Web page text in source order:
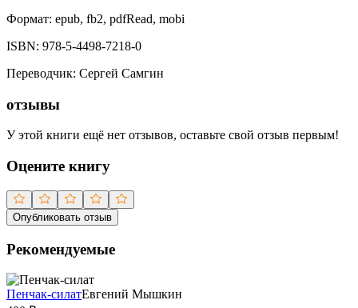
Формат: epub, fb2, pdfRead, mobi
ISBN: 978-5-4498-7218-0
Переводчик: Сергей Самгин
отзывы
У этой книги ещё нет отзывов, оставьте свой отзыв первым!
Оцените книгу
Опубликовать отзыв
Рекомендуемые
Пенчак-силатЕвгений Мышкин